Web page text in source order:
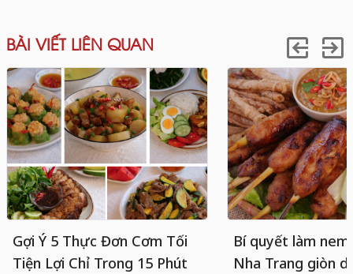
BÀI VIẾT LIÊN QUAN
Gợi Ý 5 Thực Đơn Cơm Tối
Tiện Lợi Chỉ Trong 15 Phút
Bí quyết làm
Nha Trang giòn